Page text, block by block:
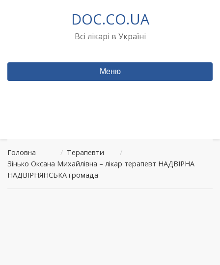
DOC.CO.UA
Всі лікарі в Україні
Меню
Головна / Терапевти
/
Зінько Оксана Михайлівна – лікар терапевт НАДВІРНА
НАДВІРНЯНСЬКА громада